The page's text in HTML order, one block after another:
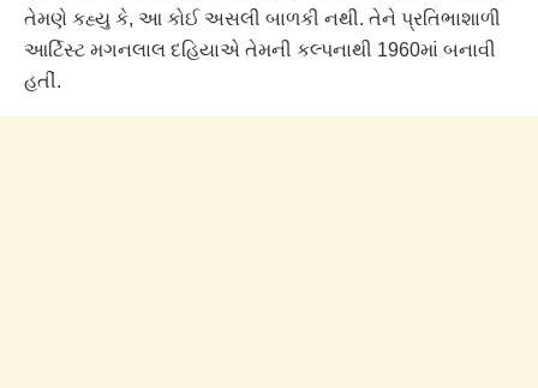
તેમણે કહ્યુ કે, આ કોઈ અસલી બાળકી નથી. તેને પ્રતિભાશાળી
આર્ટિસ્ટ મગનલાલ દહિયાએ તેમની કલ્પનાથી 1960માં બનાવી
હતીં.